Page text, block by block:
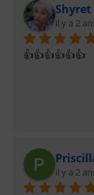
il y a 2
👍👍👍👍👍👍
il y a 2